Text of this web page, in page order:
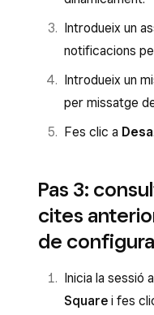
Introdueix un
notificacions
Introdueix un
per missatge
Fes clic a Desa.
Pas 3:
cites
de
Inicia la sessió
Square i fes